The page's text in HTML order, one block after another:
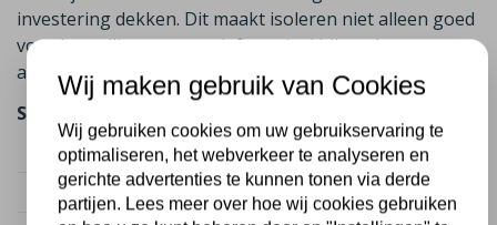
investering dekken. Dit maakt isoleren niet alleen goed
voor het milieu, maar ook financieel bijzonder
aantrekkelijk.
Spouwmuurisolatie (75 m²)
Kostenindicatie
€ 1.800
Subsidie (2 maatregelen)
€ 787,50
Wij maken gebruik van Cookies
Wij gebruiken cookies om uw gebruikservaring te
optimaliseren, het webverkeer te analyseren en
gerichte advertenties te kunnen tonen via derde
partijen. Lees meer over hoe wij cookies gebruiken